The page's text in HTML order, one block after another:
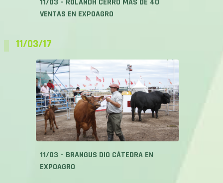
11/03 – ROLANDH CERRÓ MÁS DE 40
VENTAS EN EXPOAGRO
11/03/17
11/03 – BRANGUS DIO CÁTEDRA EN
EXPOAGRO